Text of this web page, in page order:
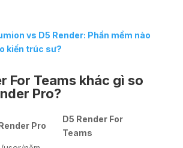
vs D5 Render: Phần mềm nào
kiến ​​trúc sư?
For Teams khác gì so
Pro?
Pro
D5 Render For
Teams